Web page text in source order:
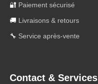
🔐 Paiement sécurisé
🚚 Livraisons & retours
🔧 Service après-vente
Contact & Services